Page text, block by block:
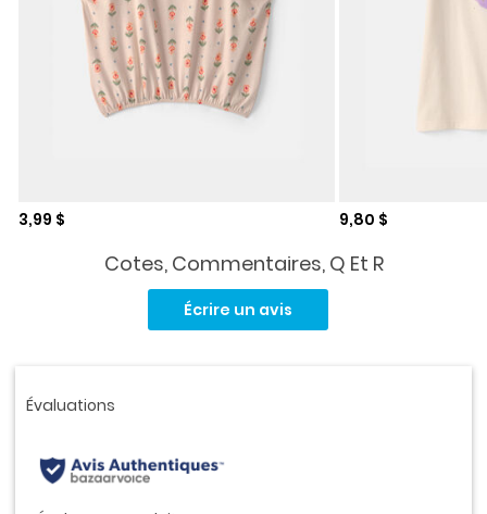
Prix de solde
3,99 $ Prix de solde
9,80 $
Cotes, Commentaires, Q Et R
la
Écrire un avis